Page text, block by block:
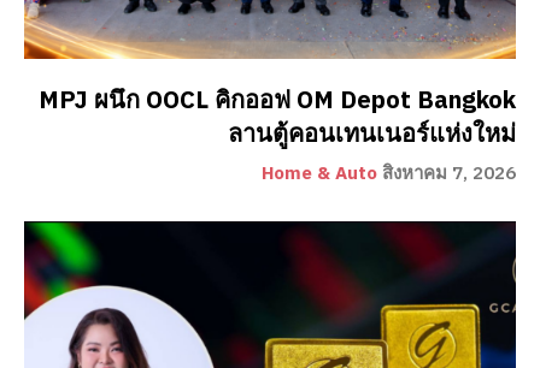
MPJ ผนึก OOCL คิกออฟ OM Depot Bangkok
ลานตู้คอนเทนเนอร์แห่งใหม่
Home & Auto สิงหาคม 7, 2026